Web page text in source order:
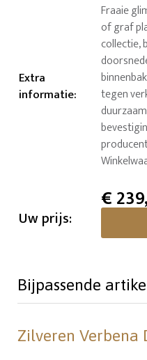
Extra
informatie:
Fraaie
of graf
collectie,
tegen
Uw prijs:
€
Bijpassende
Zilveren Verbena